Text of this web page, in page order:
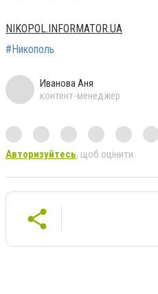
NIKOPOL.INFORMATOR.UA
#Никополь
Иванова Аня
контент-менеджер
Авторизуйтесь, щоб оцінити